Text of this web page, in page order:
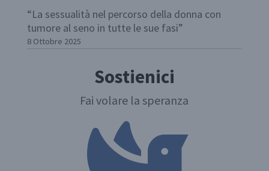
“La sessualità nel percorso della donna con
tumore al seno in tutte le sue fasi”
8 Ottobre 2025
Sostienici
Fai volare la speranza